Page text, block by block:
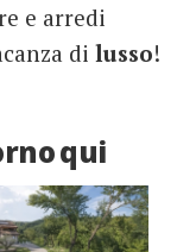
e arredi
di lusso!
qui